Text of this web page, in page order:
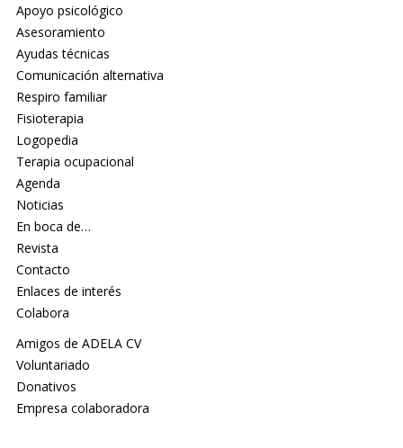
Apoyo psicológico
Asesoramiento
Ayudas técnicas
Comunicación alternativa
Respiro familiar
Fisioterapia
Logopedia
Terapia ocupacional
Agenda
Noticias
En boca de…
Revista
Contacto
Enlaces de interés
Colabora
Amigos de ADELA CV
Voluntariado
Donativos
Empresa colaboradora